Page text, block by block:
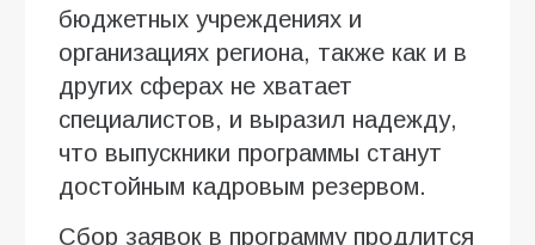
бюджетных учреждениях и
организациях региона, также как и в
других сферах не хватает
специалистов, и выразил надежду,
что выпускники программы станут
достойным кадровым резервом.
Сбор заявок в программу продлится